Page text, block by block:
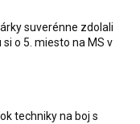
suverénne zdolali
o 5. miesto na MS v
techniky na boj s